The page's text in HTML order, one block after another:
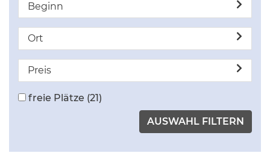
Beginn
Ort
Preis
freie Plätze (21)